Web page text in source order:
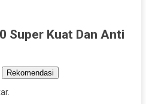
Super Kuat Dan Anti
Rekomendasi